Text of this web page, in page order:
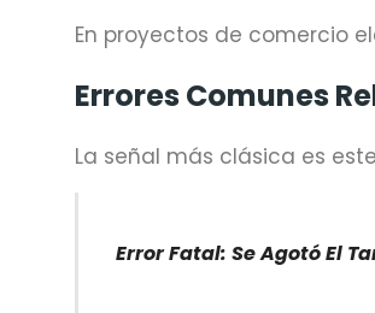
En proyectos de comercio
Errores Comunes
La señal más clásica es
Error Fatal: Se Agotó El